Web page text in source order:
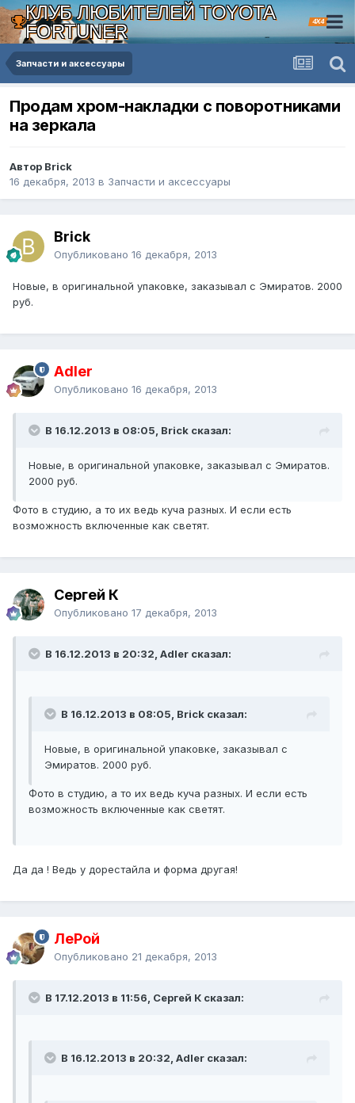
КЛУБ ЛЮБИТЕЛЕЙ TOYOTA
FORTUNER
4X4
Запчасти и аксессуары
Продам хром-накладки с поворотниками
на зеркала
Автор Brick
16 декабря, 2013 в Запчасти и аксессуары
Brick
Опубликовано 16 декабря, 2013
Новые, в оригинальной упаковке, заказывал с Эмиратов. 2000
руб.
Adler
Опубликовано 16 декабря, 2013
В 16.12.2013 в 08:05, Brick сказал:
Новые, в оригинальной упаковке, заказывал с Эмиратов.
2000 руб.
Фото в студию, а то их ведь куча разных. И если есть
возможность включенные как светят.
Сергей К
Опубликовано 17 декабря, 2013
В 16.12.2013 в 20:32, Adler сказал:
В 16.12.2013 в 08:05, Brick сказал:
Новые, в оригинальной упаковке, заказывал с
Эмиратов. 2000 руб.
Фото в студию, а то их ведь куча разных. И если есть
возможность включенные как светят.
Да да ! Ведь у дорестайла и форма другая!
ЛеРой
Опубликовано 21 декабря, 2013
В 17.12.2013 в 11:56, Сергей К сказал:
В 16.12.2013 в 20:32, Adler сказал: